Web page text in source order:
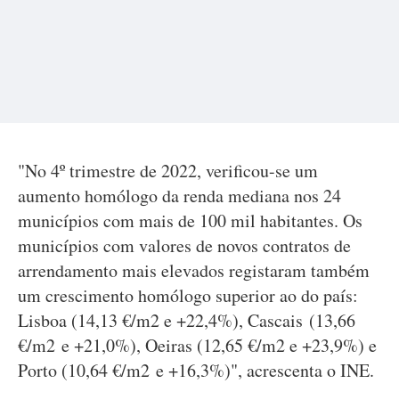
"No 4º trimestre de 2022, verificou-se um
aumento homólogo da renda mediana nos 24
municípios com mais de 100 mil habitantes. Os
municípios com valores de novos contratos de
arrendamento mais elevados registaram também
um crescimento homólogo superior ao do país:
Lisboa (14,13 €/m2 e +22,4%), Cascais (13,66
€/m2 e +21,0%), Oeiras (12,65 €/m2 e +23,9%) e
Porto (10,64 €/m2 e +16,3%)", acrescenta o INE.